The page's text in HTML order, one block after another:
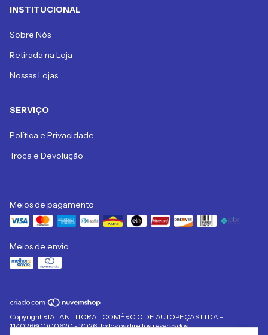
INSTITUCIONAL
Sobre Nós
Retirada na Loja
Nossas Lojas
SERVIÇO
Política e Privacidade
Troca e Devolução
Meios de pagamento
Meios de envio
Copyright RIALAN LITORAL COMÉRCIO DE AUTOPEÇAS LTDA -
11402660000620 - 2026. Todos os direitos reservados.